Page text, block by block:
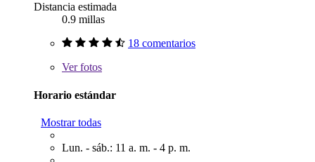
Distancia estimada
0.9 millas
18 comentarios
Verfotos
Horario estándar
Mostrar todas
Lun. - sáb.: 11 a. m. - 4 p. m.